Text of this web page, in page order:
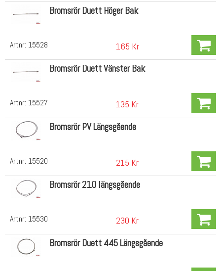
Artnr: 15528
Bromsrör Duett Höger Bak
165 Kr
Artnr: 15527
Bromsrör Duett Vänster Bak
135 Kr
Artnr: 15520
Bromsrör PV Längsgående
215 Kr
Artnr: 15530
Bromsrör 210 längsgående
230 Kr
Bromsrör Duett 445 Längsgående